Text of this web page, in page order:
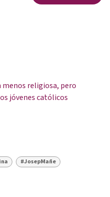
menos religiosa, pero
jóvenes católicos
#JosepMañe